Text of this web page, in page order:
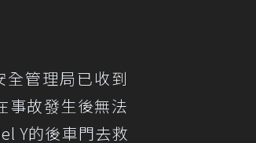
管理局已收到
事故發生後無法
Y的後車門去救